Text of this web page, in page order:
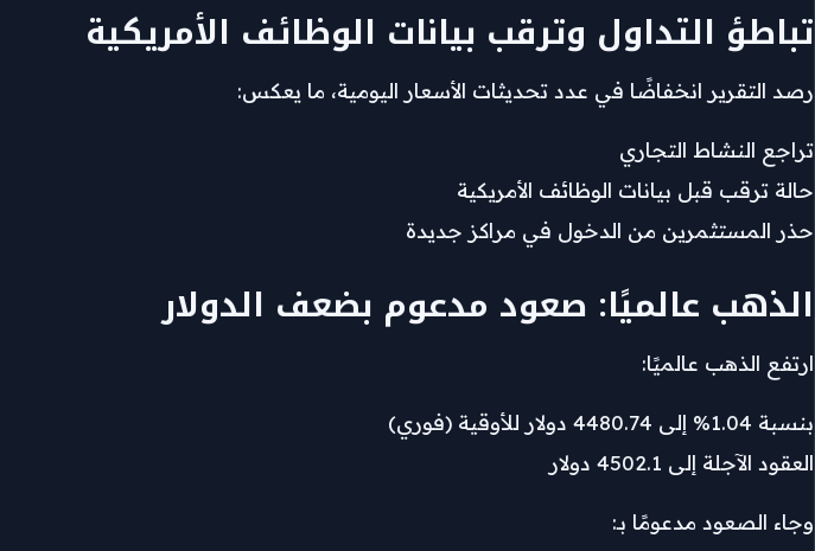
تباطؤ التداول وترقب بيانات الوظائف الأمريكية
رصد التقرير انخفاضًا في عدد تحديثات الأسعار اليومية، ما يعكس:
تراجع النشاط التجاري
حالة ترقب قبل بيانات الوظائف الأمريكية
حذر المستثمرين من الدخول في مراكز جديدة
الذهب عالميًا: صعود مدعوم بضعف الدولار
ارتفع الذهب عالميًا:
بنسبة 1.04% إلى 4480.74 دولار للأوقية (فوري)
العقود الآجلة إلى 4502.1 دولار
وجاء الصعود مدعومًا بـ: